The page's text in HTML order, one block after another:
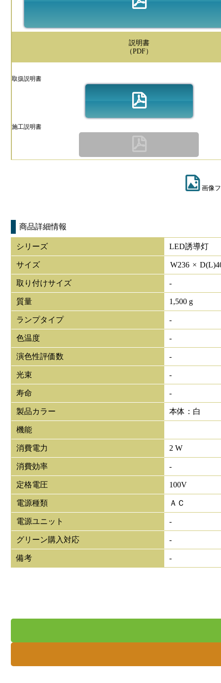
説明書
（PDF）
取扱説明書
施工説明書
画像
商品詳細情報
シリーズ LED誘導灯
サイズ W236 × D(L)
取り付けサイズ -
質量 1,500 g
ランプタイプ -
色温度 -
演色性評価数 -
光束 -
寿命 -
製品カラー 本体：白
機能
消費電力 2 W
消費効率 -
定格電圧 100V
電源種類 ＡＣ
電源ユニット -
グリーン購入対応 -
備考 -